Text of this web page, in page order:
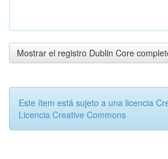
Mostrar el registro Dublin Core
Este ítem está sujeto a una licencia
Licencia Creative Commons